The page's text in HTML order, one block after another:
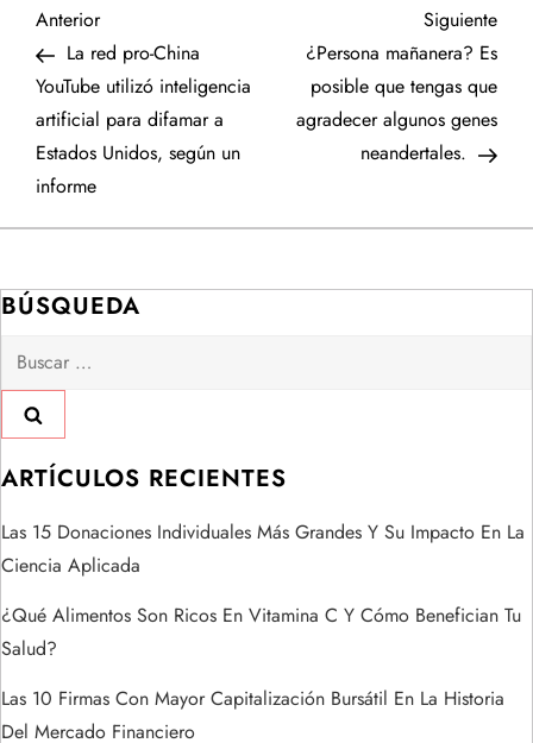
N
a
v
e
a
c
i
ó
n
d
e
e
Entrada
anterior
Anterior
La red pro-China
YouTube utilizó inteligencia
artificial para difamar a
Estados Unidos, según un
informe
Siguiente
¿Persona mañanera? Es
posible que tengas que
agradecer algunos genes
neandertales.
BÚSQUEDA
Buscar:
ARTÍCULOS RECIENTES
Las 15 Donaciones Individuales Más Grandes Y Su Impacto En La
Ciencia Aplicada
¿Qué Alimentos Son Ricos En Vitamina C Y Cómo Benefician Tu
Salud?
Las 10 Firmas Con Mayor Capitalización Bursátil En La Historia
Del Mercado Financiero